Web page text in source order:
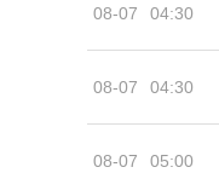
08-07 04:30
08-07 04:30
08-07 05:00